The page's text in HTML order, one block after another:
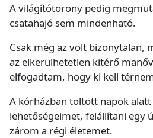
A világítótorony pedig
csatahajó sem mindenható.
Csak még az volt bizonytalan,
az elkerülhetetlen kitérő
elfogadtam, hogy ki kell
A kórházban töltött napok
lehetőségeimet, felállítani egy
zárom a régi életemet.